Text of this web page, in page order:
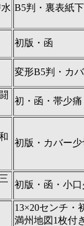
B5判・裏表紙
初版・函
変形B5判・カ
初・函・帯少
初版・カバー
初版・函・小
13×20センチ・
満州地図1枚付